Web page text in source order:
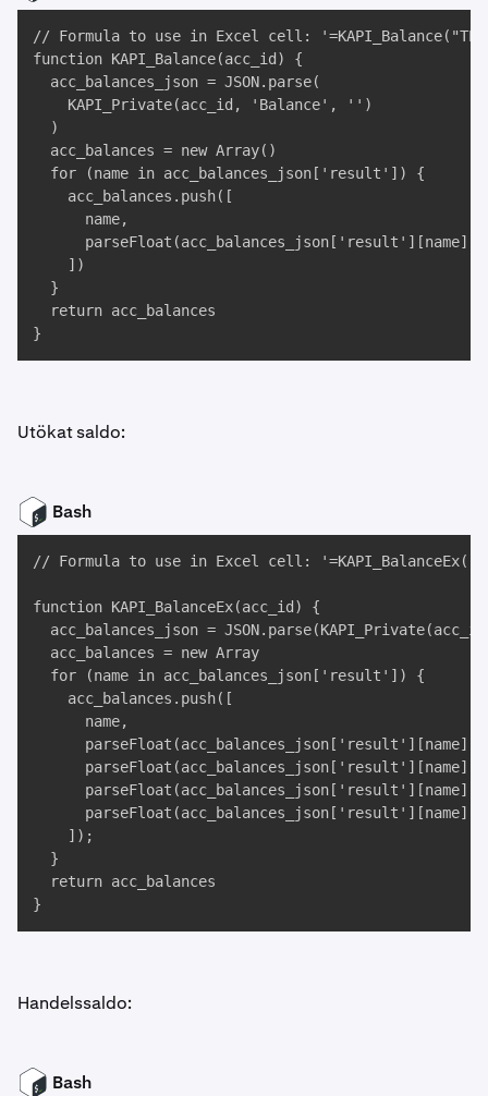
// Formula to use in Excel cell:
function KAPI_Balance(acc_id) {
  acc_balances_json = JSON.parse(
    KAPI_Private(acc_id, 'Balance', '')
  )
  acc_balances = new Array()
  for (name in acc_balances_json['result']) {
    acc_balances.push([
      name,
      parseFloat(acc_balances_json['result'][name])
    ])
  }
  return acc_balances
}
Utökat saldo:
Bash
// Formula to use in Excel cell:
function KAPI_BalanceEx(acc_id) {
acc_balances_json =
  acc_balances = new Array
  for (name in acc_balances_json['result']) {
    acc_balances.push([
      name,
    ]);
  }
  return acc_balances
}
Handelssaldo:
Bash